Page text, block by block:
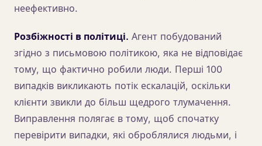
неефективно.
Розбіжності в політиці. Агент побудований
згідно з письмовою політикою, яка не відповідає
тому, що фактично робили люди. Перші 100
випадків викликають потік ескалацій, оскільки
клієнти звикли до більш щедрого тлумачення.
Виправлення полягає в тому, щоб спочатку
перевірити випадки, які оброблялися людьми, і